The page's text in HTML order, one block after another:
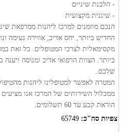
- הלבנת שיניים
- שיננית מקצועית
הנכם מוזמנים למרכז ליהנות ממרפאת
החדיש ביותר, יחס אדיב, אווירה נעימה
מקסימאלית לצרכי המטופלים. כל זאת
ביותר. הצוות הרפואי אדיב ומנוסה
שלכם.
המטרה לאפשר למטופלינו ליהנות
ממכלול השירותים של המרכז אנו מציעים
הוראת קבע עד 60 תשלומים.
צפיות סה"כ: